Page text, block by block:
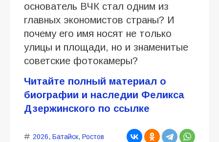
основатель ВЧК стал одним из
главных экономистов страны? И
почему его имя носят не только
улицы и площади, но и знаменитые
советские фотокамеры?
Читайте полный материал о
биографии и наследии Феликса
Дзержинского по ссылке
2026, Батайск, Ростов